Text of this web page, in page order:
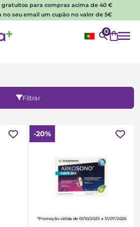
gratuitos para compras acima de 40 €
no seu email um cupão no valor de 5€
0
Filtrar
-20%
*Promoção válida de 01/10/2025 a 31/07/2026